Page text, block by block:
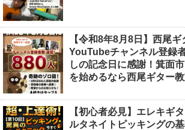
【令和8年8月8日】西尾
YouTubeチャンネル登録
しの記念日に感謝！箕面
を始めるなら西尾ギター
【初心者必見】エレキギ
ルタネイトピッキングの